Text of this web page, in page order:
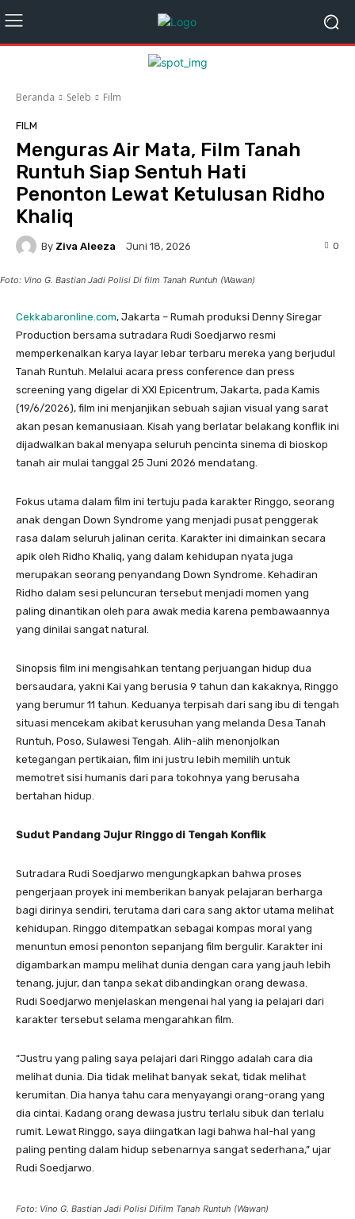
Beranda Seleb Film
FILM
Menguras Air Mata, Film Tanah
Runtuh Siap Sentuh Hati
Penonton Lewat Ketulusan Ridho
Khaliq
By Ziva Aleeza Juni 18, 2026 0
Foto: Vino G. Bastian Jadi Polisi Di film Tanah Runtuh (Wawan)
Cekkabaronline.com, Jakarta – ​Rumah produksi Denny Siregar
Production bersama sutradara Rudi Soedjarwo resmi
memperkenalkan karya layar lebar terbaru mereka yang berjudul
Tanah Runtuh. Melalui acara press conference dan press
screening yang digelar di XXI Epicentrum, Jakarta, pada Kamis
(19/6/2026), film ini menjanjikan sebuah sajian visual yang sarat
akan pesan kemanusiaan. Kisah yang berlatar belakang konflik ini
dijadwalkan bakal menyapa seluruh pencinta sinema di bioskop
tanah air mulai tanggal 25 Juni 2026 mendatang.
​Fokus utama dalam film ini tertuju pada karakter Ringgo, seorang
anak dengan Down Syndrome yang menjadi pusat penggerak
rasa dalam seluruh jalinan cerita. Karakter ini dimainkan secara
apik oleh Ridho Khaliq, yang dalam kehidupan nyata juga
merupakan seorang penyandang Down Syndrome. Kehadiran
Ridho dalam sesi peluncuran tersebut menjadi momen yang
paling dinantikan oleh para awak media karena pembawaannya
yang dinilai sangat natural.
​Sinopsis film ini mengisahkan tentang perjuangan hidup dua
bersaudara, yakni Kai yang berusia 9 tahun dan kakaknya, Ringgo
yang berumur 11 tahun. Keduanya terpisah dari sang ibu di tengah
situasi mencekam akibat kerusuhan yang melanda Desa Tanah
Runtuh, Poso, Sulawesi Tengah. Alih-alih menonjolkan
ketegangan pertikaian, film ini justru lebih memilih untuk
memotret sisi humanis dari para tokohnya yang berusaha
bertahan hidup.
Sudut Pandang Jujur Ringgo di Tengah Konflik
​Sutradara Rudi Soedjarwo mengungkapkan bahwa proses
pengerjaan proyek ini memberikan banyak pelajaran berharga
bagi dirinya sendiri, terutama dari cara sang aktor utama melihat
kehidupan. Ringgo ditempatkan sebagai kompas moral yang
menuntun emosi penonton sepanjang film bergulir. Karakter ini
digambarkan mampu melihat dunia dengan cara yang jauh lebih
tenang, jujur, dan tanpa sekat dibandingkan orang dewasa.
​Rudi Soedjarwo menjelaskan mengenai hal yang ia pelajari dari
karakter tersebut selama mengarahkan film.
​“Justru yang paling saya pelajari dari Ringgo adalah cara dia
melihat dunia. Dia tidak melihat banyak sekat, tidak melihat
kerumitan. Dia hanya tahu cara menyayangi orang-orang yang
dia cintai. Kadang orang dewasa justru terlalu sibuk dan terlalu
rumit. Lewat Ringgo, saya diingatkan lagi bahwa hal-hal yang
paling penting dalam hidup sebenarnya sangat sederhana,” ujar
Rudi Soedjarwo.
Foto: Vino G. Bastian Jadi Polisi Difilm Tanah Runtuh (Wawan)